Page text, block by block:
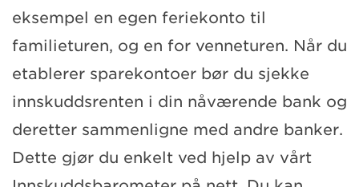
eksempel en egen feriekonto til
familieturen, og en for venneturen. Når du
etablerer sparekontoer bør du sjekke
innskuddsrenten i din nåværende bank og
deretter sammenligne med andre banker.
Dette gjør du enkelt ved hjelp av vårt